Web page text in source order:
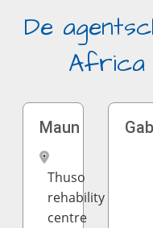
De
Africa
Maun
Thuso
rehability
centre